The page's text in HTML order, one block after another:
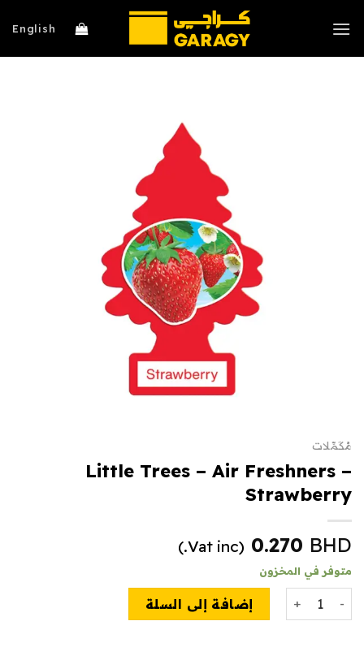
للمحتوى
English
مُكَمِّلات
Little Trees – Air Freshners –
Strawberry
0.270 BHD
(Vat inc.)
متوفر في المخزون
إضافة إلى السلة